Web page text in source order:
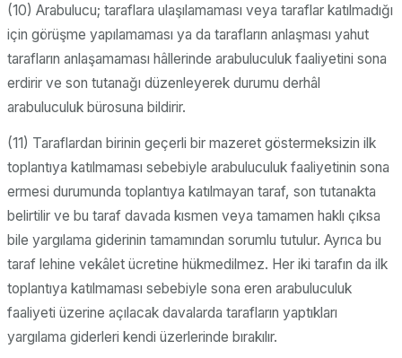
(10) Arabulucu; taraflara ulaşılamaması veya taraflar katılmadığı
için görüşme yapılamaması ya da tarafların anlaşması yahut
tarafların anlaşamaması hâllerinde arabuluculuk faaliyetini sona
erdirir ve son tutanağı düzenleyerek durumu derhâl
arabuluculuk bürosuna bildirir.
(11) Taraflardan birinin geçerli bir mazeret göstermeksizin ilk
toplantıya katılmaması sebebiyle arabuluculuk faaliyetinin sona
ermesi durumunda toplantıya katılmayan taraf, son tutanakta
belirtilir ve bu taraf davada kısmen veya tamamen haklı çıksa
bile yargılama giderinin tamamından sorumlu tutulur. Ayrıca bu
taraf lehine vekâlet ücretine hükmedilmez. Her iki tarafın da ilk
toplantıya katılmaması sebebiyle sona eren arabuluculuk
faaliyeti üzerine açılacak davalarda tarafların yaptıkları
yargılama giderleri kendi üzerlerinde bırakılır.